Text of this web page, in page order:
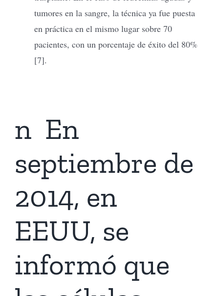
tumores en la sangre, la técnica ya fue puesta
en práctica en el mismo lugar sobre 70
pacientes, con un porcentaje de éxito del 80%
[7].
n En
septiembre de
2014, en
EEUU, se
informó que